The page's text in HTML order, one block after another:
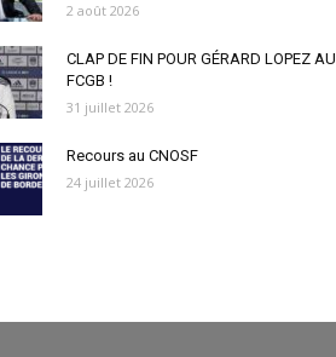
2 août 2026
CLAP DE FIN POUR GÉRARD LOPEZ AU
FCGB !
31 juillet 2026
Recours au CNOSF
24 juillet 2026